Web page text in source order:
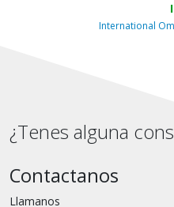
International
¿Tenes alguna
Contactanos
Llamanos